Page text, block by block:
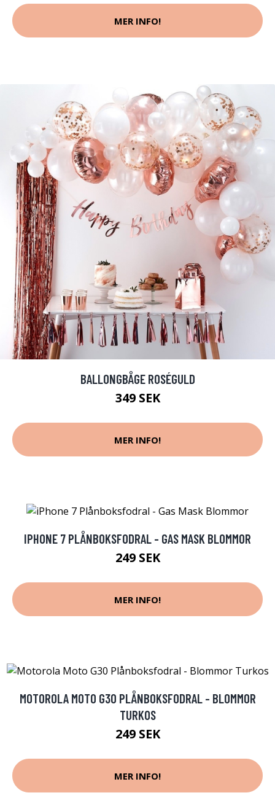
MER INFO!
BALLONGBÅGE ROSÉGULD
349 SEK
MER INFO!
IPHONE 7 PLÅNBOKSFODRAL - GAS MASK BLOMMOR
249 SEK
MER INFO!
MOTOROLA MOTO G30 PLÅNBOKSFODRAL - BLOMMOR
TURKOS
249 SEK
MER INFO!